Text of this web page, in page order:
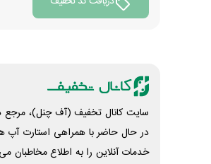
سایت کانال تخفیف (آف چنل)، مرجع
در حال حاضر با همراهی استارت آپ
خدمات آنلاین را به اطلاع مخاطبان